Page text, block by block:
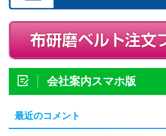
会社案内スマホ版
最近のコメント